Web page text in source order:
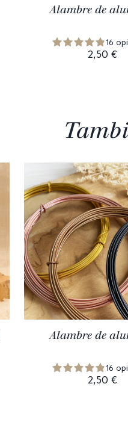
Alambre de
16
2,50 €
Alambre de
16
2,50 €